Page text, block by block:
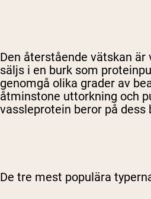
Den återstående vätskan är
säljs i en burk som
genomgå olika grader av
åtminstone uttorkning och
vassleprotein beror på
De tre mest populära